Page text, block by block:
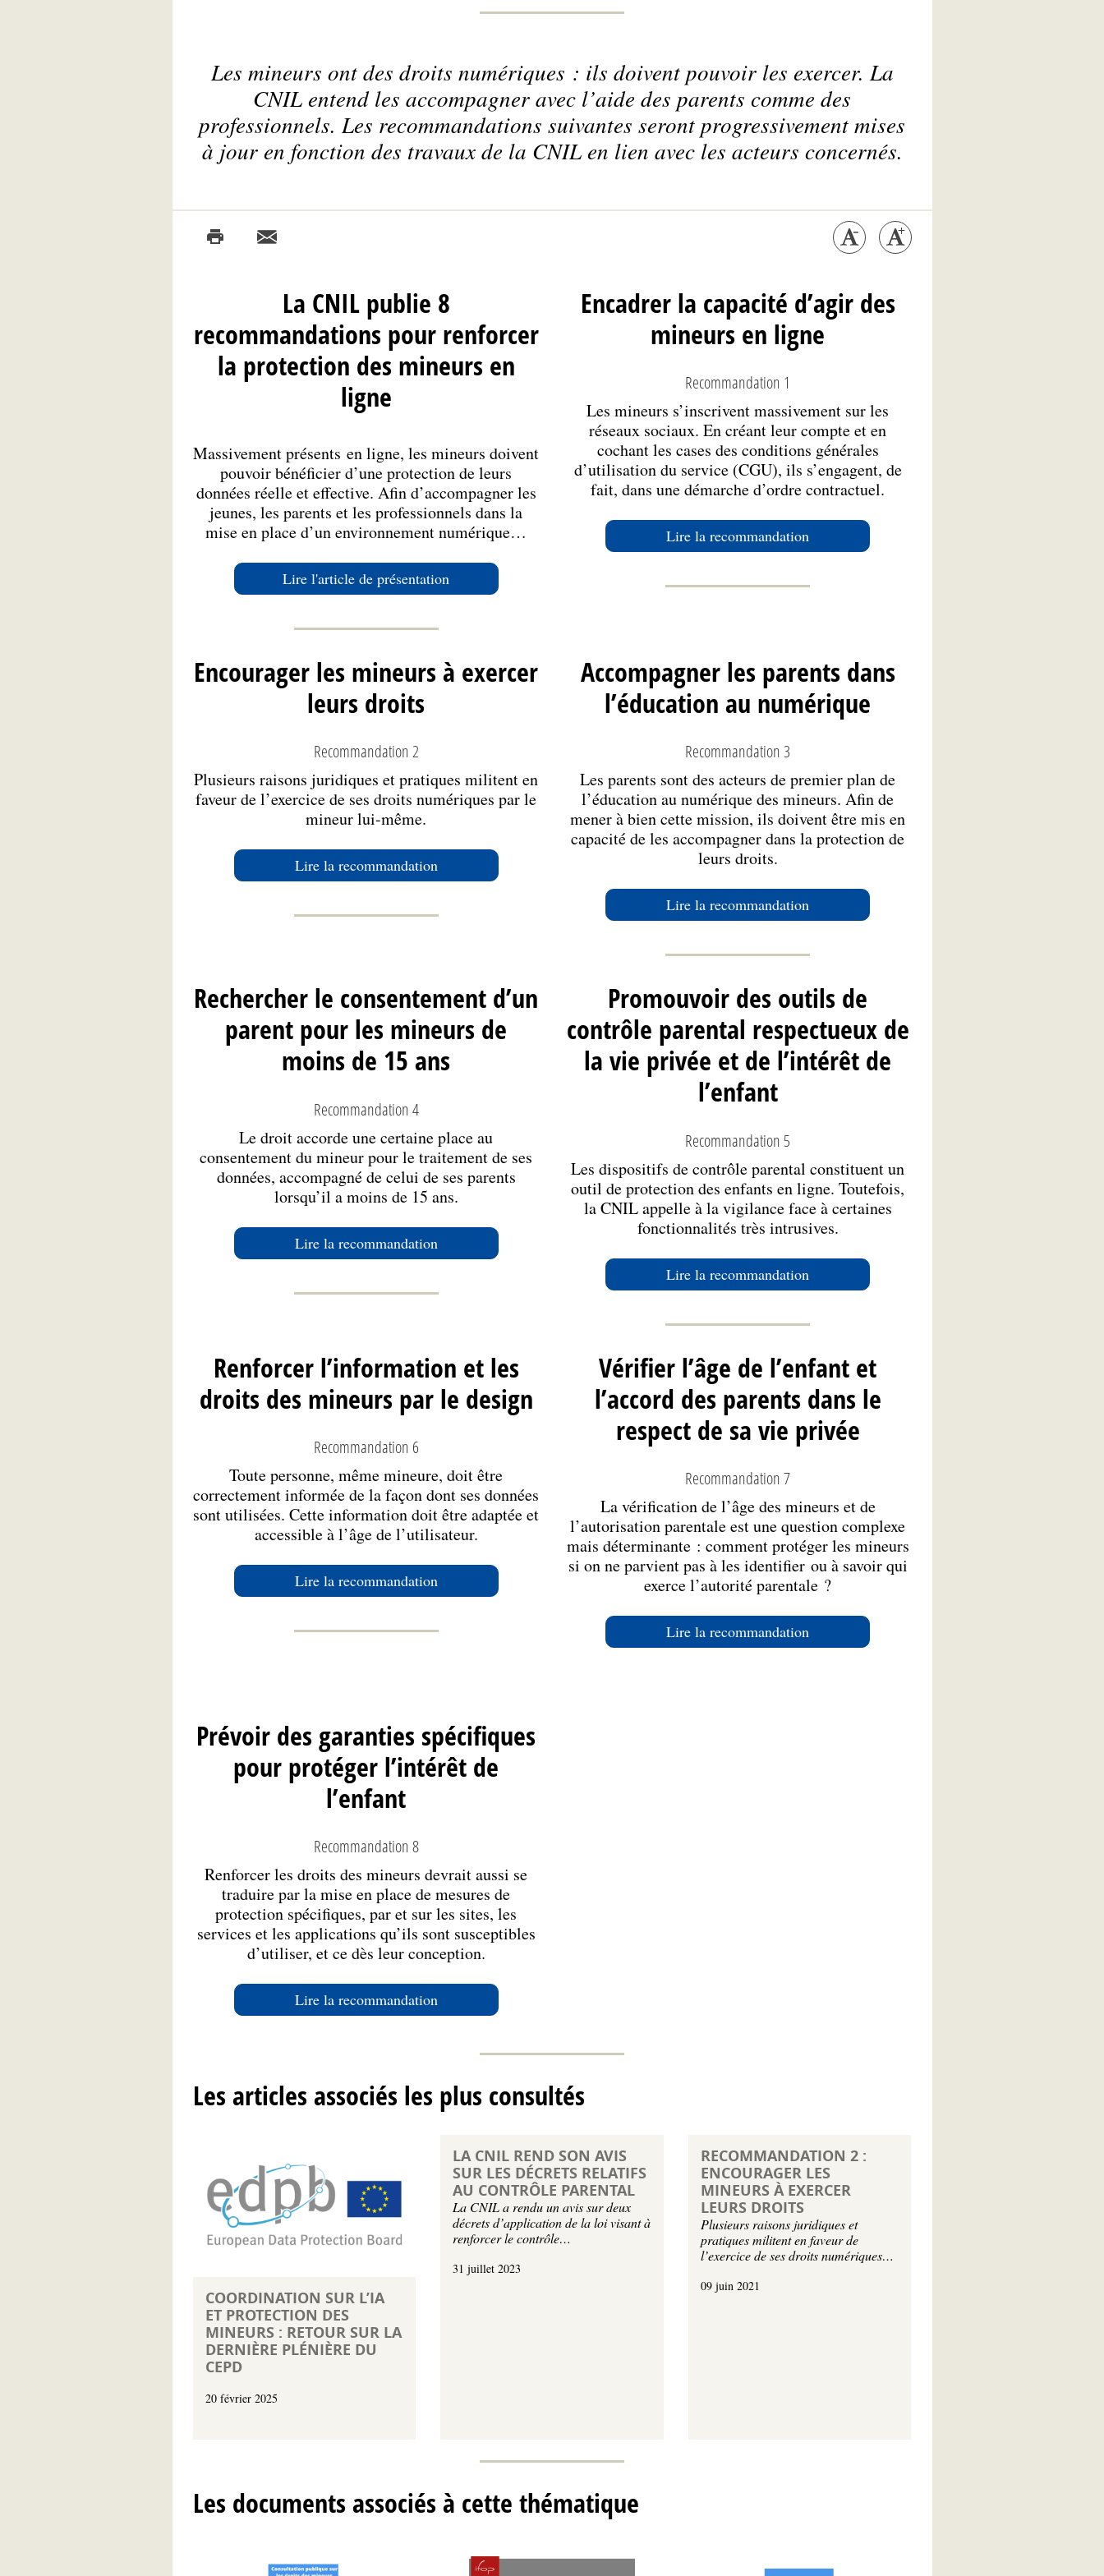
Les mineurs ont des droits numériques : ils doivent pouvoir les exercer. La
CNIL entend les accompagner avec l’aide des parents comme des
professionnels. Les recommandations suivantes seront progressivement mises
à jour en fonction des travaux de la CNIL en lien avec les acteurs concernés.
La CNIL publie 8
recommandations pour renforcer
la protection des mineurs en
ligne
Massivement présents en ligne, les mineurs doivent
pouvoir bénéficier d’une protection de leurs
données réelle et effective. Afin d’accompagner les
jeunes, les parents et les professionnels dans la
mise en place d’un environnement numérique…
Lire l'article de présentation
Encadrer la capacité d’agir des
mineurs en ligne
Recommandation 1
Les mineurs s’inscrivent massivement sur les
réseaux sociaux. En créant leur compte et en
cochant les cases des conditions générales
d’utilisation du service (CGU), ils s’engagent, de
fait, dans une démarche d’ordre contractuel.
Lire la recommandation
Encourager les mineurs à exercer
leurs droits
Recommandation 2
Plusieurs raisons juridiques et pratiques militent en
faveur de l’exercice de ses droits numériques par le
mineur lui-même.
Lire la recommandation
Accompagner les parents dans
l’éducation au numérique
Recommandation 3
Les parents sont des acteurs de premier plan de
l’éducation au numérique des mineurs. Afin de
mener à bien cette mission, ils doivent être mis en
capacité de les accompagner dans la protection de
leurs droits.
Lire la recommandation
Rechercher le consentement d’un
parent pour les mineurs de
moins de 15 ans
Recommandation 4
Le droit accorde une certaine place au
consentement du mineur pour le traitement de ses
données, accompagné de celui de ses parents
lorsqu’il a moins de 15 ans.
Lire la recommandation
Promouvoir des outils de
contrôle parental respectueux de
la vie privée et de l’intérêt de
l’enfant
Recommandation 5
Les dispositifs de contrôle parental constituent un
outil de protection des enfants en ligne. Toutefois,
la CNIL appelle à la vigilance face à certaines
fonctionnalités très intrusives.
Lire la recommandation
Renforcer l’information et les
droits des mineurs par le design
Recommandation 6
Toute personne, même mineure, doit être
correctement informée de la façon dont ses données
sont utilisées. Cette information doit être adaptée et
accessible à l’âge de l’utilisateur.
Lire la recommandation
Vérifier l’âge de l’enfant et
l’accord des parents dans le
respect de sa vie privée
Recommandation 7
La vérification de l’âge des mineurs et de
l’autorisation parentale est une question complexe
mais déterminante : comment protéger les mineurs
si on ne parvient pas à les identifier ou à savoir qui
exerce l’autorité parentale ?
Lire la recommandation
Prévoir des garanties spécifiques
pour protéger l’intérêt de
l’enfant
Recommandation 8
Renforcer les droits des mineurs devrait aussi se
traduire par la mise en place de mesures de
protection spécifiques, par et sur les sites, les
services et les applications qu’ils sont susceptibles
d’utiliser, et ce dès leur conception.
Lire la recommandation
Les articles associés les plus consultés
COORDINATION SUR L’IA
ET PROTECTION DES
MINEURS : RETOUR SUR LA
DERNIÈRE PLÉNIÈRE DU
CEPD
20 février 2025
LA CNIL REND SON AVIS
SUR LES DÉCRETS RELATIFS
AU CONTRÔLE PARENTAL
La CNIL a rendu un avis sur deux
décrets d’application de la loi visant à
renforcer le contrôle…
31 juillet 2023
RECOMMANDATION 2 :
ENCOURAGER LES
MINEURS À EXERCER
LEURS DROITS
Plusieurs raisons juridiques et
pratiques militent en faveur de
l’exercice de ses droits numériques…
09 juin 2021
Les documents associés à cette thématique